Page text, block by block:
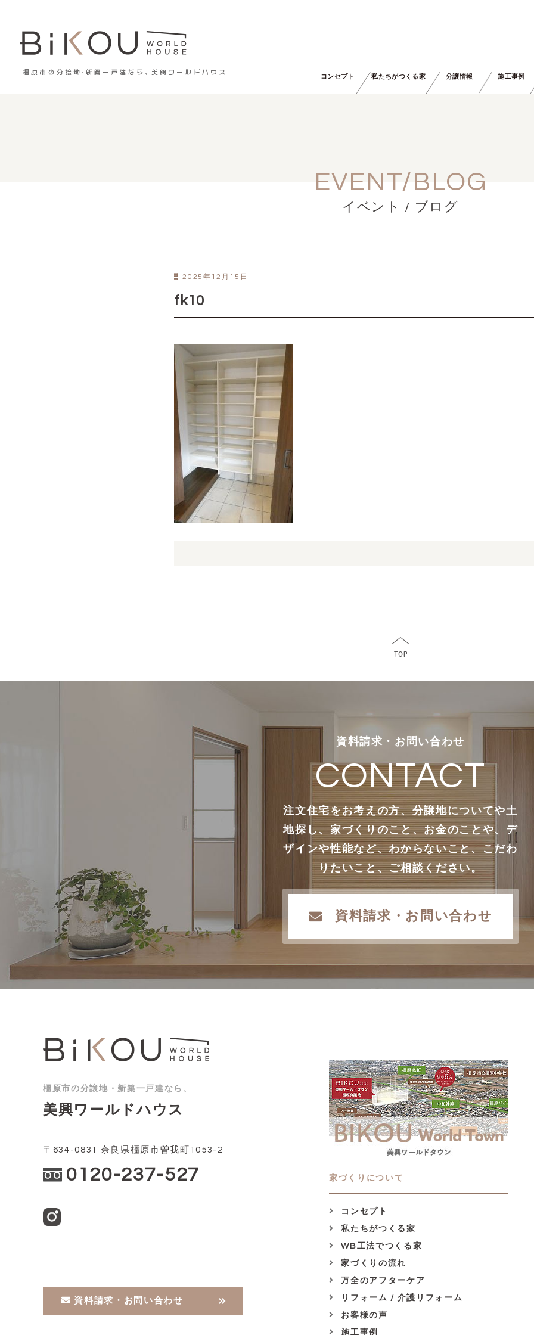
コンセプト 私たちがつくる家 分譲情報 施工事例
EVENT/BLOG
イベント / ブログ
2025年12月15日
fk10
資料請求・お問い合わせ
CONTACT
注文住宅をお考えの方、分譲地についてや土
地探し、家づくりのこと、お金のことや、デ
ザインや性能など、わからないこと、こだわ
りたいこと、ご相談ください。
資料請求・お問い合わせ
橿原市の分譲地・新築一戸建なら、
美興ワールドハウス
〒634-0831 奈良県橿原市曽我町1053-2
0120-237-527
資料請求・お問い合わせ
家づくりについて
コンセプト
私たちがつくる家
WB工法でつくる家
家づくりの流れ
万全のアフターケア
リフォーム / 介護リフォーム
お客様の声
施工事例